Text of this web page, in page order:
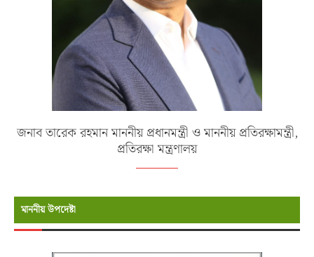
জনাব তারেক রহমান মাননীয় প্রধানমন্ত্রী ও মাননীয় প্রতিরক্ষামন্ত্রী,
প্রতিরক্ষা মন্ত্রণালয়
মাননীয় উপদেষ্টা